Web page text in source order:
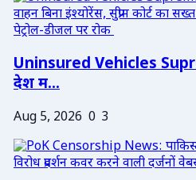
Uninsured Vehicles
देश म...
Aug 5, 2026 0 3